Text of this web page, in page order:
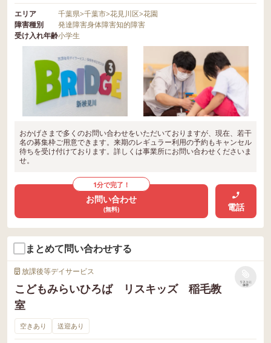
エリア 千葉県>千葉市>花見川区>花園
障害種別
発達障害身体障害知的障害
受け入れ年齢小学生
おかげさまで多くのお問い合わせをいただいておりますが、現在、若干
名の募集枠ご用意できます。来期のレギュラー利用の予約もキャンセル
待ちを受け付けております。詳しくは事業所にお問い合わせくださいま
せ。
1分で完了！
お問い合わせ
(無料) 電話
まとめて問い合わせする
放課後等デイサービス
こどもみらいひろば リスキッズ 稲毛教
室
リストに
保存
空きあり 送迎あり